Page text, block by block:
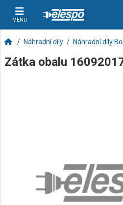
MENU
Náhradní díly Náhradní díly
Zátka obalu